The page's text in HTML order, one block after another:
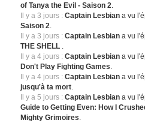
of Tanya the Evil - Saison 2.
Il y a 3 jours : Captain Lesbian a vu
Saison 2.
Il y a 3 jours : Captain Lesbian a vu
THE SHELL .
Il y a 4 jours : Captain Lesbian a vu
Don't Play Fighting Games.
Il y a 4 jours : Captain Lesbian a vu
jusqu'à ta mort.
Il y a 5 jours : Captain Lesbian a vu
Guide to Getting Even: How I
Mighty Grimoires.